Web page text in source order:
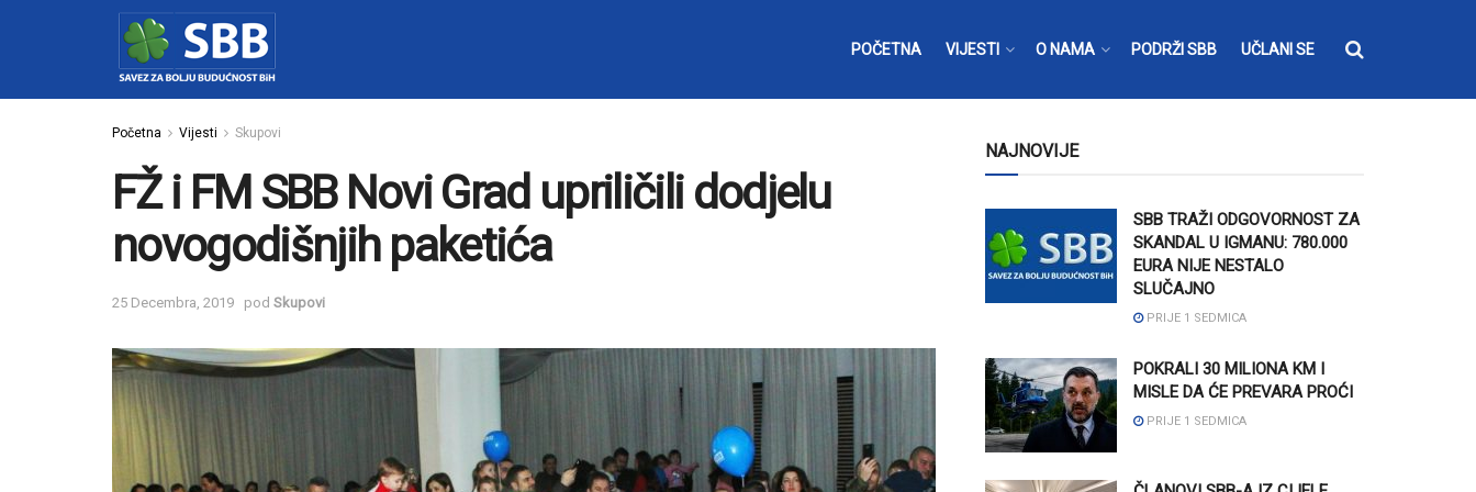
POČETNA VIJESTI O NAMA PODRŽI SBB UČLANI SE
Početna Vijesti Skupovi
FŽ i FM SBB Novi Grad upriličili dodjelu
novogodišnjih paketića
25 Decembra, 2019 pod Skupovi
NAJNOVIJE
SBB TRAŽI ODGOVORNOST ZA
SKANDAL U IGMANU: 780.000
EURA NIJE NESTALO
SLUČAJNO
PRIJE 1 SEDMICA
POKRALI 30 MILIONA KM I
MISLE DA ĆE PREVARA PROĆI
PRIJE 1 SEDMICA